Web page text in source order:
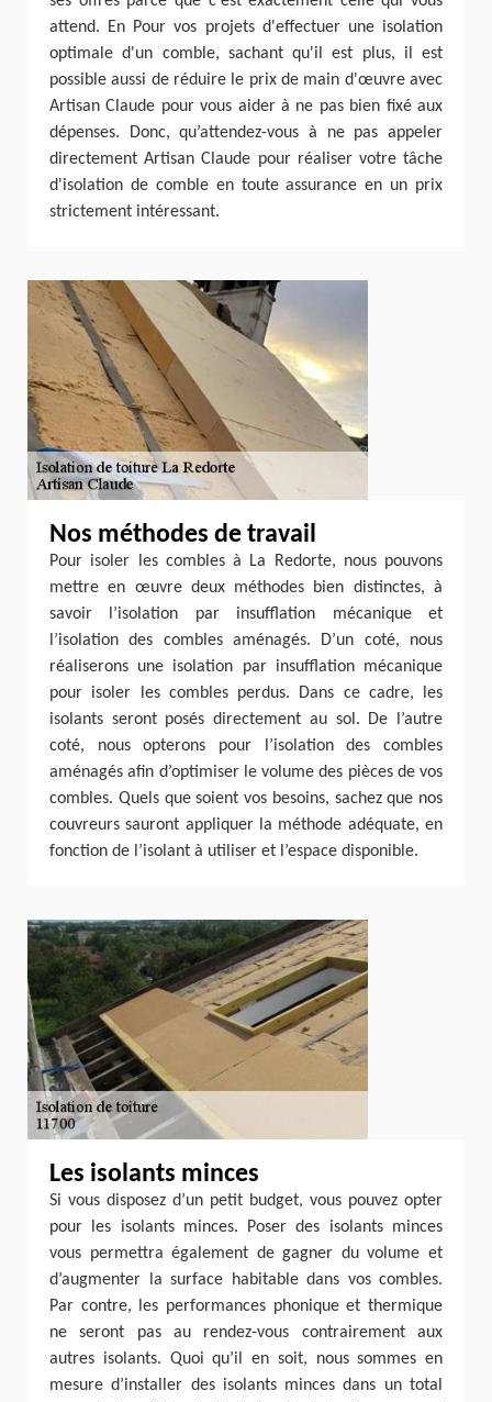
attend. En Pour vos projets d'effectuer une isolation
optimale d'un comble, sachant qu'il est plus, il est
possible aussi de réduire le prix de main d'œuvre avec
Artisan Claude pour vous aider à ne pas bien fixé aux
dépenses. Donc, qu’attendez-vous à ne pas appeler
directement Artisan Claude pour réaliser votre tâche
d'isolation de comble en toute assurance en un prix
strictement intéressant.
Nos méthodes de travail
Pour isoler les combles à La Redorte, nous pouvons
mettre en œuvre deux méthodes bien distinctes, à
savoir l’isolation par insufflation mécanique et
l’isolation des combles aménagés. D’un coté, nous
réaliserons une isolation par insufflation mécanique
pour isoler les combles perdus. Dans ce cadre, les
isolants seront posés directement au sol. De l’autre
coté, nous opterons pour l’isolation des combles
aménagés afin d’optimiser le volume des pièces de vos
combles. Quels que soient vos besoins, sachez que nos
couvreurs sauront appliquer la méthode adéquate, en
fonction de l’isolant à utiliser et l’espace disponible.
Les isolants minces
Si vous disposez d’un petit budget, vous pouvez opter
pour les isolants minces. Poser des isolants minces
vous permettra également de gagner du volume et
d’augmenter la surface habitable dans vos combles.
Par contre, les performances phonique et thermique
ne seront pas au rendez-vous contrairement aux
autres isolants. Quoi qu’il en soit, nous sommes en
mesure d’installer des isolants minces dans un total